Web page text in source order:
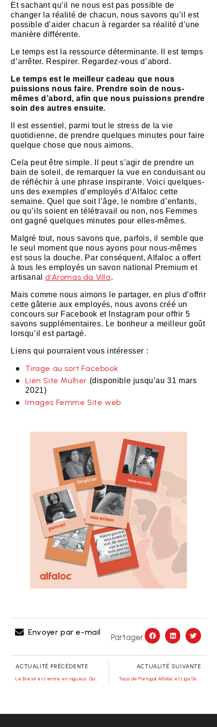
Et sachant qu’il ne nous est pas possible de
changer la réalité de chacun, nous savons qu’il est
possible d’aider chacun à regarder sa réalité d’une
manière différente.
Le temps est la ressource déterminante. Il est temps
d’arrêter. Respirer. Regardez-vous d’abord.
Le temps est le meilleur cadeau que nous
puissions nous faire. Prendre soin de nous-
mêmes d’abord, afin que nous puissions prendre
soin des autres ensuite.
Il est essentiel, parmi tout le stress de la vie
quotidienne, de prendre quelques minutes pour faire
quelque chose que nous aimons.
Cela peut être simple. Il peut s’agir de prendre un
bain de soleil, de remarquer la vue en conduisant ou
de réfléchir à une phrase inspirante. Voici quelques-
uns des exemples d’employés d’Alfaloc cette
semaine. Quel que soit l’âge, le nombre d’enfants,
ou qu’ils soient en télétravail ou non, nos Femmes
ont gagné quelques minutes pour elles-mêmes.
Malgré tout, nous savons que, parfois, il semble que
le seul moment que nous ayons pour nous-mêmes
est sous la douche. Par conséquent, Alfaloc a offert
à tous les employés un savon national Premium et
artisanald’Aromas da Villa.
Mais comme nous aimons le partager, en plus d’offrir
cette gâterie aux employés, nous avons créé un
concours sur Facebook et Instagram pour offrir 5
savons supplémentaires. Le bonheur a meilleur goût
lorsqu’il est partagé.
Liens qui pourraient vous intéresser :
Tirage au sort Facebook
Lien Site Mulher (disponible jusqu’au 31 mars
2021)
Images Femme Site web
Envoyer par e-mail
Partager:
ACTUALITÉ PRÉCÉDENTE
Le Brexit est entré en vigueur. Qu’est-ce qui change pour mes expéditions ?
ACTUALITÉ SUIVANTE
Taça de Portugal Alfaloc et Liga Skoiy